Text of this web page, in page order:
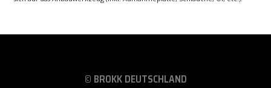
© BROKK DEUTSCHLAND